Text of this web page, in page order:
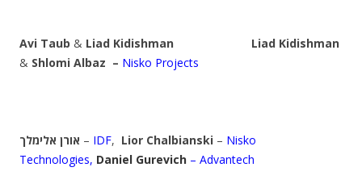
Avi Taub & Liad Kidishman
Liad Kidishman
& Shlomi Albaz – Nisko Projects
אורן אלימלך – IDF, Lior Chalbianski – Nisko
Technologies, Daniel Gurevich – Advantech